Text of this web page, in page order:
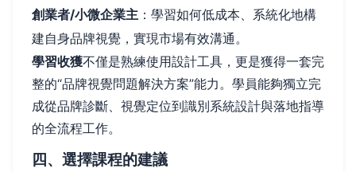
創業者/小微企業主 ：學習如何低成本、系統化地構
建自身品牌視覺，實現市場有效溝通。
學習收獲不僅是熟練使用設計工具，更是獲得一套完
整的“品牌視覺問題解決方案”能力。學員能夠獨立完
成從品牌診斷、視覺定位到識別系統設計與落地指導
的全流程工作。
四、選擇課程的建議